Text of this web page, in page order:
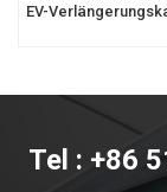
EV-
Tel : +86